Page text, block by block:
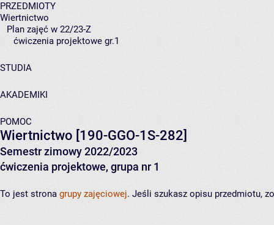
PRZEDMIOTY
Wiertnictwo
Plan zajęć w 22/23-Z
ćwiczenia projektowe gr.1
STUDIA
AKADEMIKI
POMOC
Wiertnictwo [190-GGO-1S-282]
Semestr zimowy 2022/2023
ćwiczenia projektowe, grupa nr 1
To jest strona grupy zajęciowej. Jeśli szukasz opisu przedmiotu,